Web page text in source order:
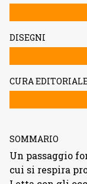
DISEGNI
CURA
SOMMARIO
Un passaggio
cui si respira